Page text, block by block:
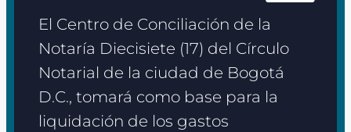
El Centro de Conciliación de la
Notaría Diecisiete (17) del Círculo
Notarial de la ciudad de Bogotá
D.C., tomará como base para la
liquidación de los gastos